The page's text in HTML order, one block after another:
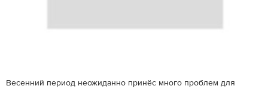
Весенний период неожиданно принёс много проблем для